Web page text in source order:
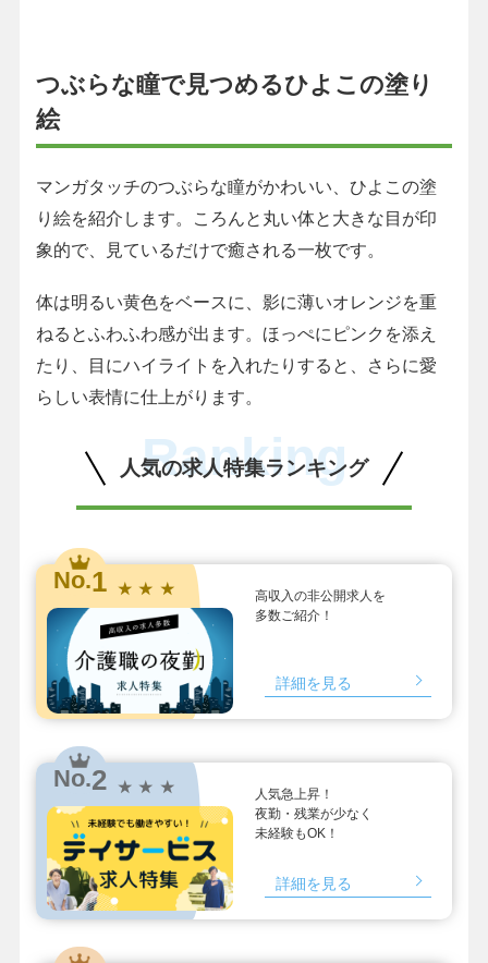
つぶらな瞳で見つめるひよこの塗り
絵
マンガタッチのつぶらな瞳がかわいい、ひよこの塗
り絵を紹介します。ころんと丸い体と大きな目が印
象的で、見ているだけで癒される一枚です。
体は明るい黄色をベースに、影に薄いオレンジを重
ねるとふわふわ感が出ます。ほっぺにピンクを添え
たり、目にハイライトを入れたりすると、さらに愛
らしい表情に仕上がります。
人気の求人特集ランキング
Ranking
No.1 ★ ★ ★
高収入の非公開求人を
多数ご紹介！
詳細を見る
No.2 ★ ★ ★
人気急上昇！
夜勤・残業が少なく
未経験もOK！
詳細を見る